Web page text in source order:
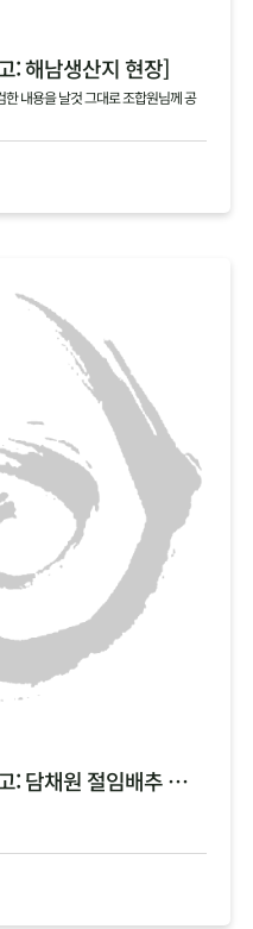
: 해남생산지 현장]
내용을 날것 그대로 조합원님께 공
드립니다
[두레생협 농산팀 특파원 보고: 담채원 절임배추 가공 현장]